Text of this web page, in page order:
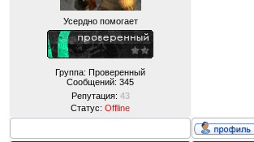
Усердно помогает
Группа: Проверенный
Сообщений: 345
Репутация: 43
Статус: Offline